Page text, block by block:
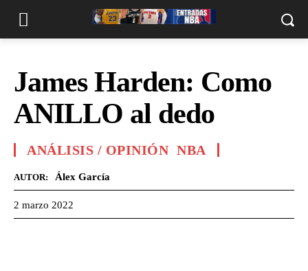
James Harden: Como
ANILLO al dedo
ANÁLISIS / OPINIÓN NBA
AUTOR: Álex García
2 marzo 2022